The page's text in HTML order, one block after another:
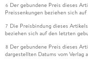
6 Der gebundene Preis dieses
Preissenkungen beziehen sich
7 Die Preisbindung dieses
beziehen sich auf den letzten
8 Der gebundene Preis dieses
dargestellten Datums vom Verlag